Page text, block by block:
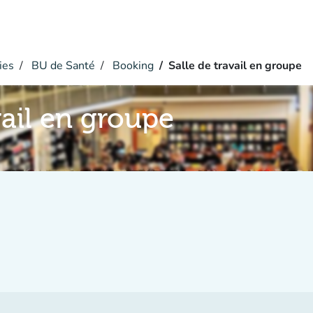
BU de Santé Booking Salle de travail en groupe
en groupe